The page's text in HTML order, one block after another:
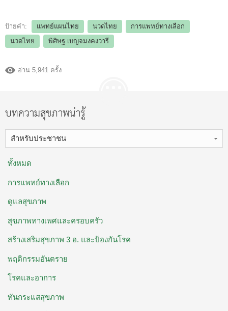
ป้ายคำ: แพทย์แผนไทย นวดไทย
การแพทย์ทางเลือก
นวดไทย
พิศิษฐ เบญจมงคงวารี
อ่าน 5,941 ครั้ง
บทความสุขภาพน่ารู้
สำหรับประชาชน
ทั้งหมด
การแพทย์ทางเลือก
ดูแลสุขภาพ
สุขภาพทางเพศและครอบครัว
สร้างเสริมสุขภาพ 3 อ. ​และป้องกันโรค
พฤติกรรมอันตราย
โรคและอาการ
ทันกระแสสุขภาพ